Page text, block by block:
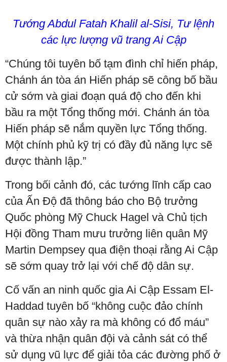
Tướng Abdul Fatah Khalil al-Sisi, Tư lệnh
các lực lượng vũ trang Ai Cập
“Chúng tôi tuyên bố tạm đình chỉ hiến pháp,
Chánh án tòa án Hiến pháp sẽ công bố bầu
cử sớm và giai đoạn quá độ cho đến khi
bầu ra một Tổng thống mới. Chánh án tòa
Hiến pháp sẽ nắm quyền lực Tổng thống.
Một chính phủ kỹ trị có đầy đủ năng lực sẽ
được thành lập.”
Trong bối cảnh đó, các tướng lĩnh cấp cao
của Ấn Độ đã thông báo cho Bộ trưởng
Quốc phòng Mỹ Chuck Hagel và Chủ tịch
Hội đồng Tham mưu trưởng liên quân Mỹ
Martin Dempsey qua điện thoại rằng Ai Cập
sẽ sớm quay trở lại với chế độ dân sự.
Cố vấn an ninh quốc gia Ai Cập Essam El-
Haddad tuyên bố “không cuộc đảo chính
quân sự nào xảy ra mà không có đổ máu”
và thừa nhận quân đội và cảnh sát có thể
sử dụng vũ lực để giải tỏa các đường phố ở